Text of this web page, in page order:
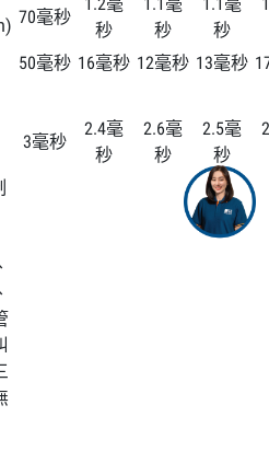
70毫秒
秒
秒
秒
50毫秒 16毫秒 12毫秒 13毫秒
3毫秒
2.4毫
秒
2.6毫
秒
2.5毫
秒